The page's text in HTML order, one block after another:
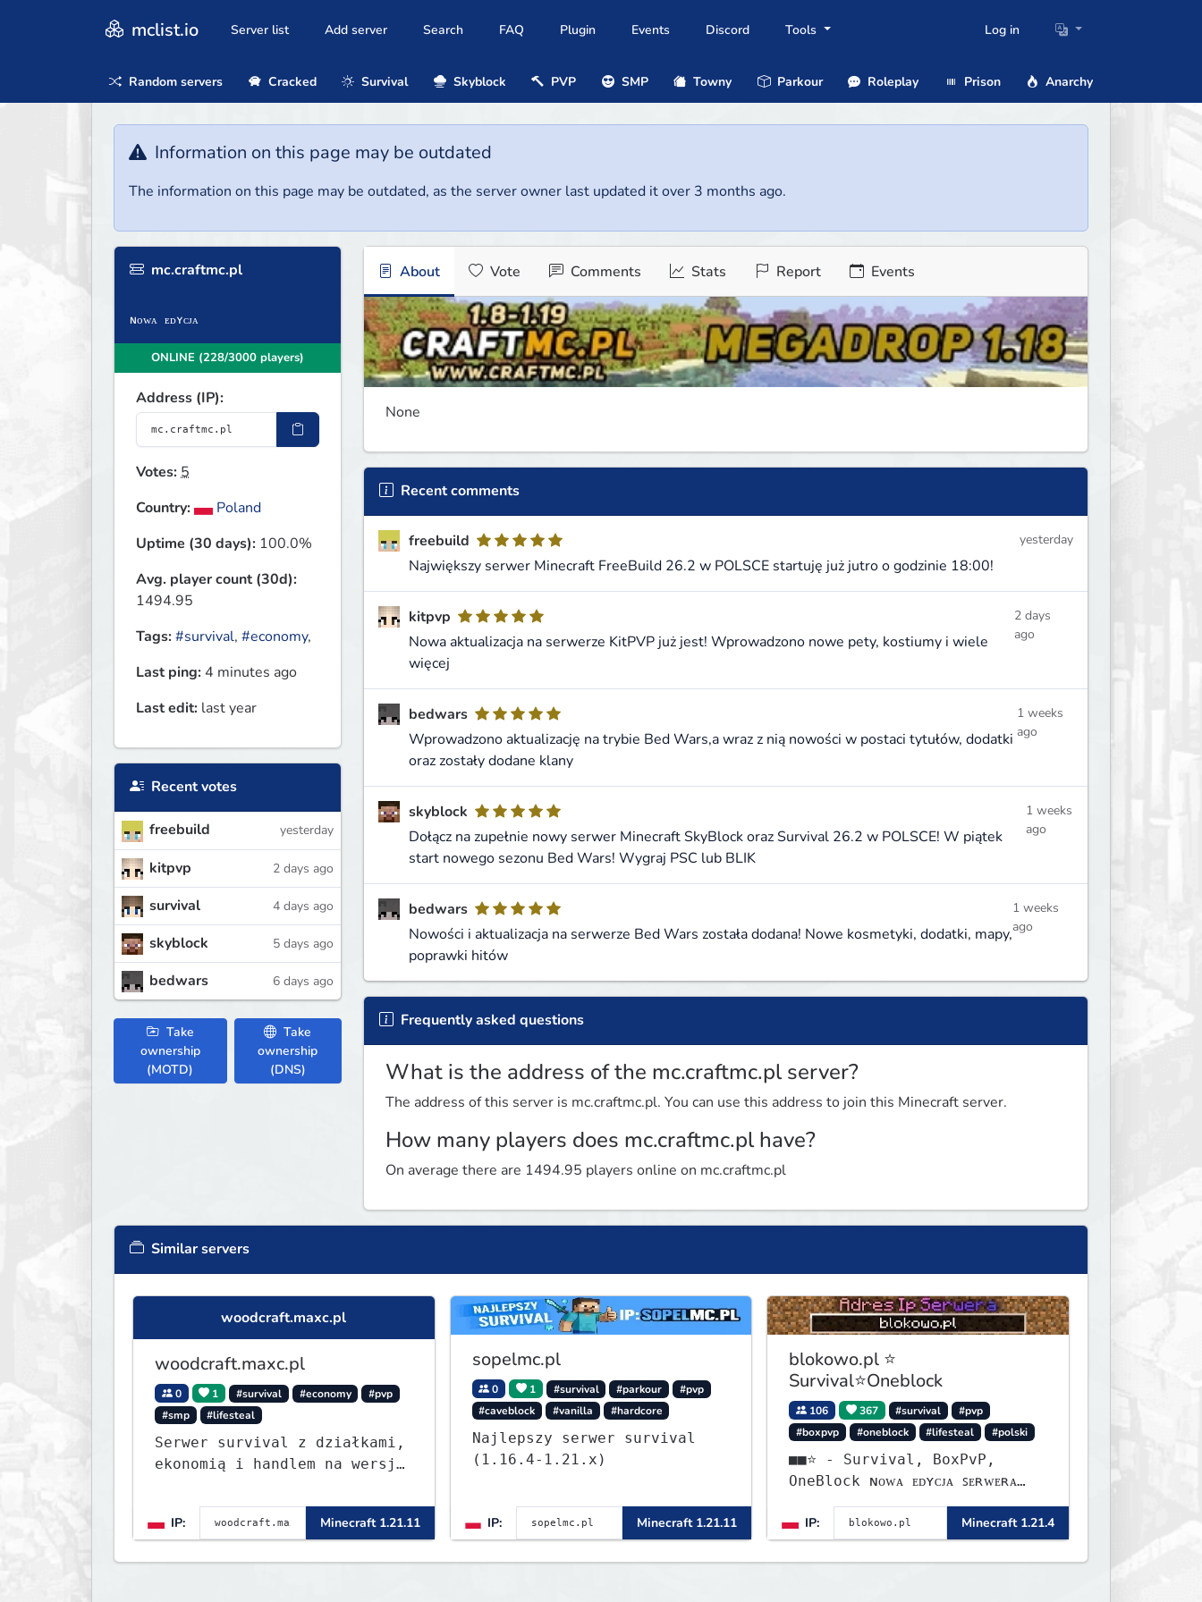
mclist.io Server list Add server Search FAQ Plugin Events Discord Tools Log in
Random servers Cracked Survival Skyblock PVP SMP Towny Parkour Roleplay Prison Anarchy
Information on this page may be outdated
The information on this page may be outdated, as the server owner last updated it over 3 months ago.
mc.craftmc.pl
ɴᴏᴡᴀ ᴇᴅʏᴄᴊᴀ
ONLINE (228/3000 players)
Address (IP):
Votes:5
Country:
Poland
Uptime (30 days): 100.0%
Avg. player count (30d):
1494.95
Tags:#survival, #economy,
Last ping: 4 minutes ago
Last edit: last year
Recent votes
freebuild yesterday
kitpvp 2 days ago
survival 4 days ago
skyblock 5 days ago
bedwars 6 days ago
Take
ownership
(MOTD)
Take
ownership
(DNS)
About Vote Comments Stats Report Events
None
Recent comments
freebuild
Największy serwer Minecraft FreeBuild 26.2 w POLSCE startuję już jutro o godzinie 18:00!
yesterday
kitpvp
Nowa aktualizacja na serwerze KitPVP już jest! Wprowadzono nowe pety, kostiumy i wiele
więcej
2 days
ago
bedwars
Wprowadzono aktualizację na trybie Bed Wars,a wraz z nią nowości w postaci tytułów, dodatki
oraz zostały dodane klany
1 weeks
ago
skyblock
Dołącz na zupełnie nowy serwer Minecraft SkyBlock oraz Survival 26.2 w POLSCE! W piątek
start nowego sezonu Bed Wars! Wygraj PSC lub BLIK
1 weeks
ago
bedwars
Nowości i aktualizacja na serwerze Bed Wars została dodana! Nowe kosmetyki, dodatki, mapy,
poprawki hitów
1 weeks
ago
Frequently asked questions
What is the address of the mc.craftmc.pl server?
The address of this server is mc.craftmc.pl. You can use this address to join this Minecraft server.
How many players does mc.craftmc.pl have?
On average there are 1494.95 players online on mc.craftmc.pl
Similar servers
woodcraft.maxc.pl
woodcraft.maxc.pl
0 1 #survival #economy
#pvp
#smp
#lifesteal
Serwer survival z działkami,
ekonomią i handlem na wersję
IP: Minecraft 1.21.11
sopelmc.pl
0 1 #survival #parkour
#pvp
#caveblock
#vanilla #hardcore
Najlepszy serwer survival
(1.16.4-1.21.x)
IP: Minecraft 1.21.11
blokowo.pl ⭐
Survival⭐Oneblock
106 367 #survival
#pvp
#boxpvp
#oneblock #lifesteal #polski
■■⭐ - Survival, BoxPvP,
OneBlock ɴᴏᴡᴀ ᴇᴅʏᴄᴊᴀ ꜱᴇʀᴡᴇʀᴀ
ᴡʏꜱᴛᴀʀᴛᴏᴡᴀʟᴀ!
IP:
Minecraft 1.21.4